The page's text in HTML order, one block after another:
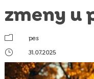
zmeny u
m
pes
}
31.07.2025